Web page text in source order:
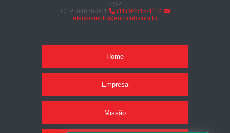
- SP
CEP: 04636-001
(11) 94515-1114
atendimento@eurocab.com.br
Home
Empresa
Missão